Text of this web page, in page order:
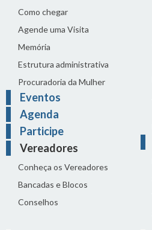
Como chegar
Agende uma Visita
Memória
Estrutura administrativa
Procuradoria da Mulher
Eventos
Agenda
Participe
Vereadores
Conheça os Vereadores
Bancadas e Blocos
Conselhos